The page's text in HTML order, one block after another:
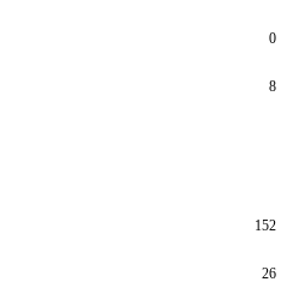
0
8
152
26